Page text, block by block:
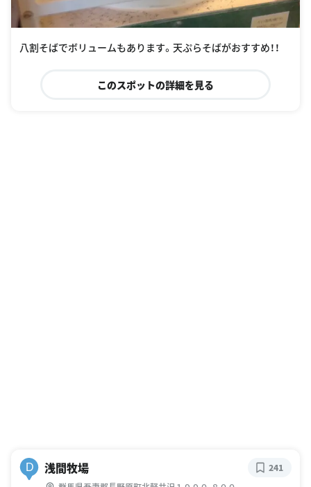
八割そばでボリュームもあります。天ぷらそばがおすすめ！！
このスポットの詳細を見る
D 浅間牧場 241